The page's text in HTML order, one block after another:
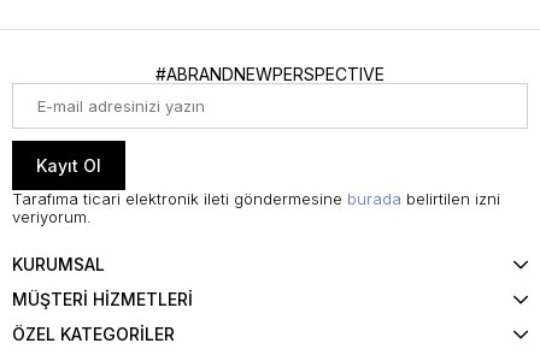
#ABRANDNEWPERSPECTIVE
Kayıt Ol
Tarafıma ticari elektronik ileti göndermesine burada belirtilen izni
veriyorum.
KURUMSAL
MÜŞTERİ HİZMETLERİ
ÖZEL KATEGORİLER